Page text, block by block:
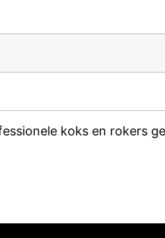
koks en rokers